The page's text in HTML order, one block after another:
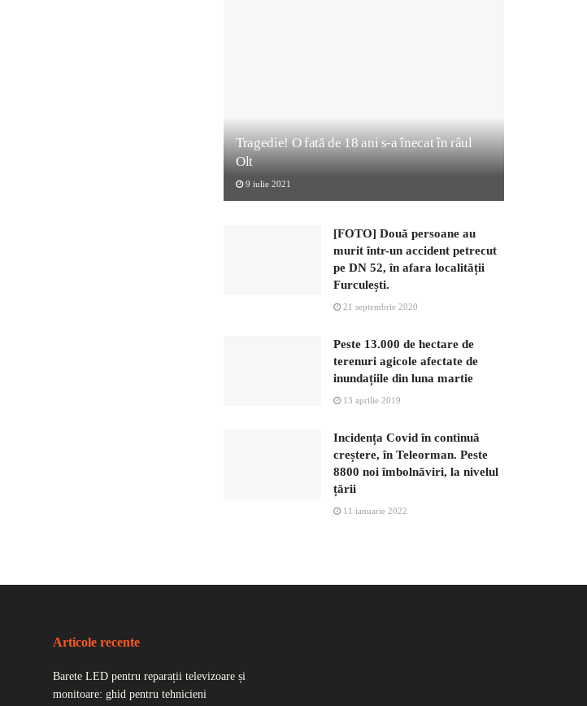
Tragedie! O fată de 18 ani s-a înecat în râul
Olt
9 iulie 2021
[FOTO] Două persoane au
murit într-un accident petrecut
pe DN 52, în afara localității
Furculești.
21 septembrie 2020
Peste 13.000 de hectare de
terenuri agicole afectate de
inundațiile din luna martie
13 aprilie 2019
Incidența Covid în continuă
creștere, în Teleorman. Peste
8800 noi îmbolnăviri, la nivelul
țării
11 ianuarie 2022
Articole recente
Barete LED pentru reparații televizoare și
monitoare: ghid pentru tehnicieni